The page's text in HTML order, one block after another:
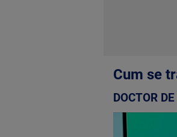
Cum se
DOCTOR